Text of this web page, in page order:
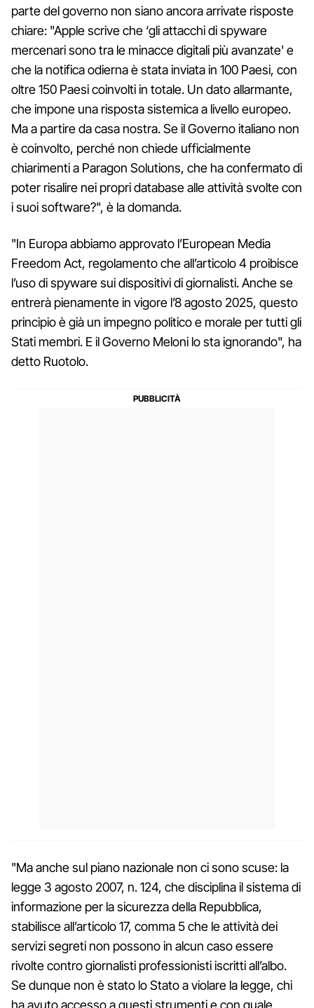
parte del governo non siano ancora arrivate risposte
chiare: "Apple scrive che ‘gli attacchi di spyware
mercenari sono tra le minacce digitali più avanzate' e
che la notifica odierna è stata inviata in 100 Paesi, con
oltre 150 Paesi coinvolti in totale. Un dato allarmante,
che impone una risposta sistemica a livello europeo.
Ma a partire da casa nostra. Se il Governo italiano non
è coinvolto, perché non chiede ufficialmente
chiarimenti a Paragon Solutions, che ha confermato di
poter risalire nei propri database alle attività svolte con
i suoi software?", è la domanda.
"In Europa abbiamo approvato l’European Media
Freedom Act, regolamento che all’articolo 4 proibisce
l’uso di spyware sui dispositivi di giornalisti. Anche se
entrerà pienamente in vigore l’8 agosto 2025, questo
principio è già un impegno politico e morale per tutti gli
Stati membri. E il Governo Meloni lo sta ignorando", ha
detto Ruotolo.
"Ma anche sul piano nazionale non ci sono scuse: la
legge 3 agosto 2007, n. 124, che disciplina il sistema di
informazione per la sicurezza della Repubblica,
stabilisce all’articolo 17, comma 5 che le attività dei
servizi segreti non possono in alcun caso essere
rivolte contro giornalisti professionisti iscritti all’albo.
Se dunque non è stato lo Stato a violare la legge, chi
ha avuto accesso a questi strumenti e con quale